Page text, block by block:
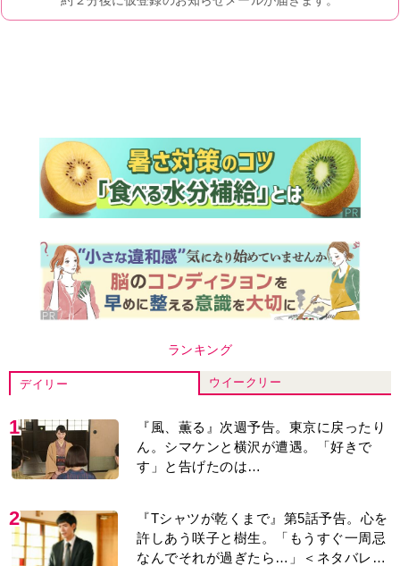
ランキング
デイリー ウイークリー
1
『風、薫る』次週予告。東京に戻ったり
ん。シマケンと横沢が遭遇。「好きで
す」と告げたのは…
2
『Tシャツが乾くまで』第5話予告。心を
許しあう咲子と樹生。「もうすぐ一周忌
なんでそれが過ぎたら…」＜ネタバレあ